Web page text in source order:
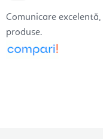
Comunicare
produse.